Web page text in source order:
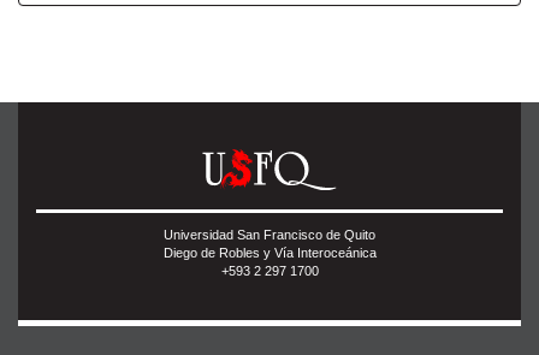
Universidad San Francisco de Quito
Diego de Robles y Vía Interoceánica
+593 2 297 1700